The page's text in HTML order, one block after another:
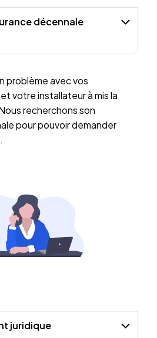
décennale
problème avec vos
votre installateur à mis la
recherchons son
pour pouvoir demander
juridique